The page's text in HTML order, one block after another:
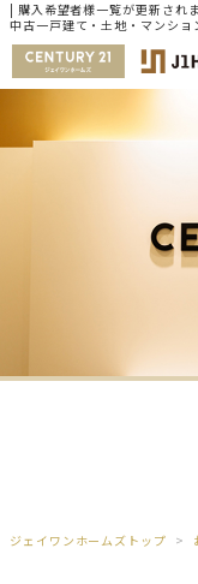
| 購入希望者様一覧が更新され
中古一戸建て・土地・マンシ
ジェイワンホームズトップ